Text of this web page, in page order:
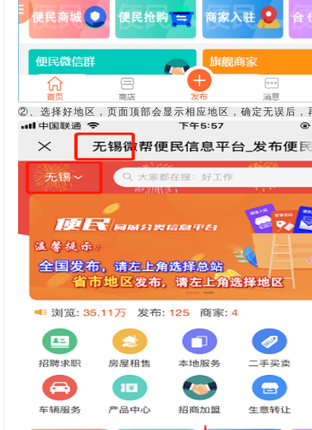
②、选择好地区，页面顶部会显示相应地区，确定无误后，